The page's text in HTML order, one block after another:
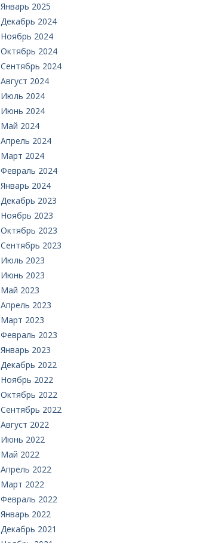
Январь 2025
Декабрь 2024
Ноябрь 2024
Октябрь 2024
Сентябрь 2024
Август 2024
Июль 2024
Июнь 2024
Май 2024
Апрель 2024
Март 2024
Февраль 2024
Январь 2024
Декабрь 2023
Ноябрь 2023
Октябрь 2023
Сентябрь 2023
Июль 2023
Июнь 2023
Май 2023
Апрель 2023
Март 2023
Февраль 2023
Январь 2023
Декабрь 2022
Ноябрь 2022
Октябрь 2022
Сентябрь 2022
Август 2022
Июнь 2022
Май 2022
Апрель 2022
Март 2022
Февраль 2022
Январь 2022
Декабрь 2021